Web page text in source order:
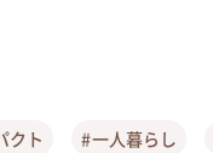
クト #一人暮らし